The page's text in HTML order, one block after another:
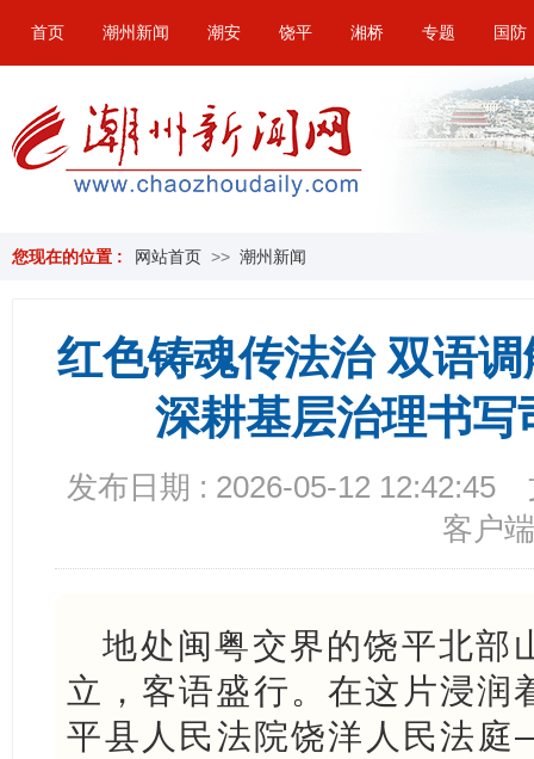
首页 潮州新闻 潮安 饶平 湘桥 专题 国防
您现在的位置 : 网站首页 >> 潮州新闻
红色铸魂传法治 双语
深耕基层治理书
发布日期 : 2026-05-12 12:42:45
客户端
地处闽粤交界的饶平北部
立，客语盛行。在这片浸润
平县人民法院饶洋人民法